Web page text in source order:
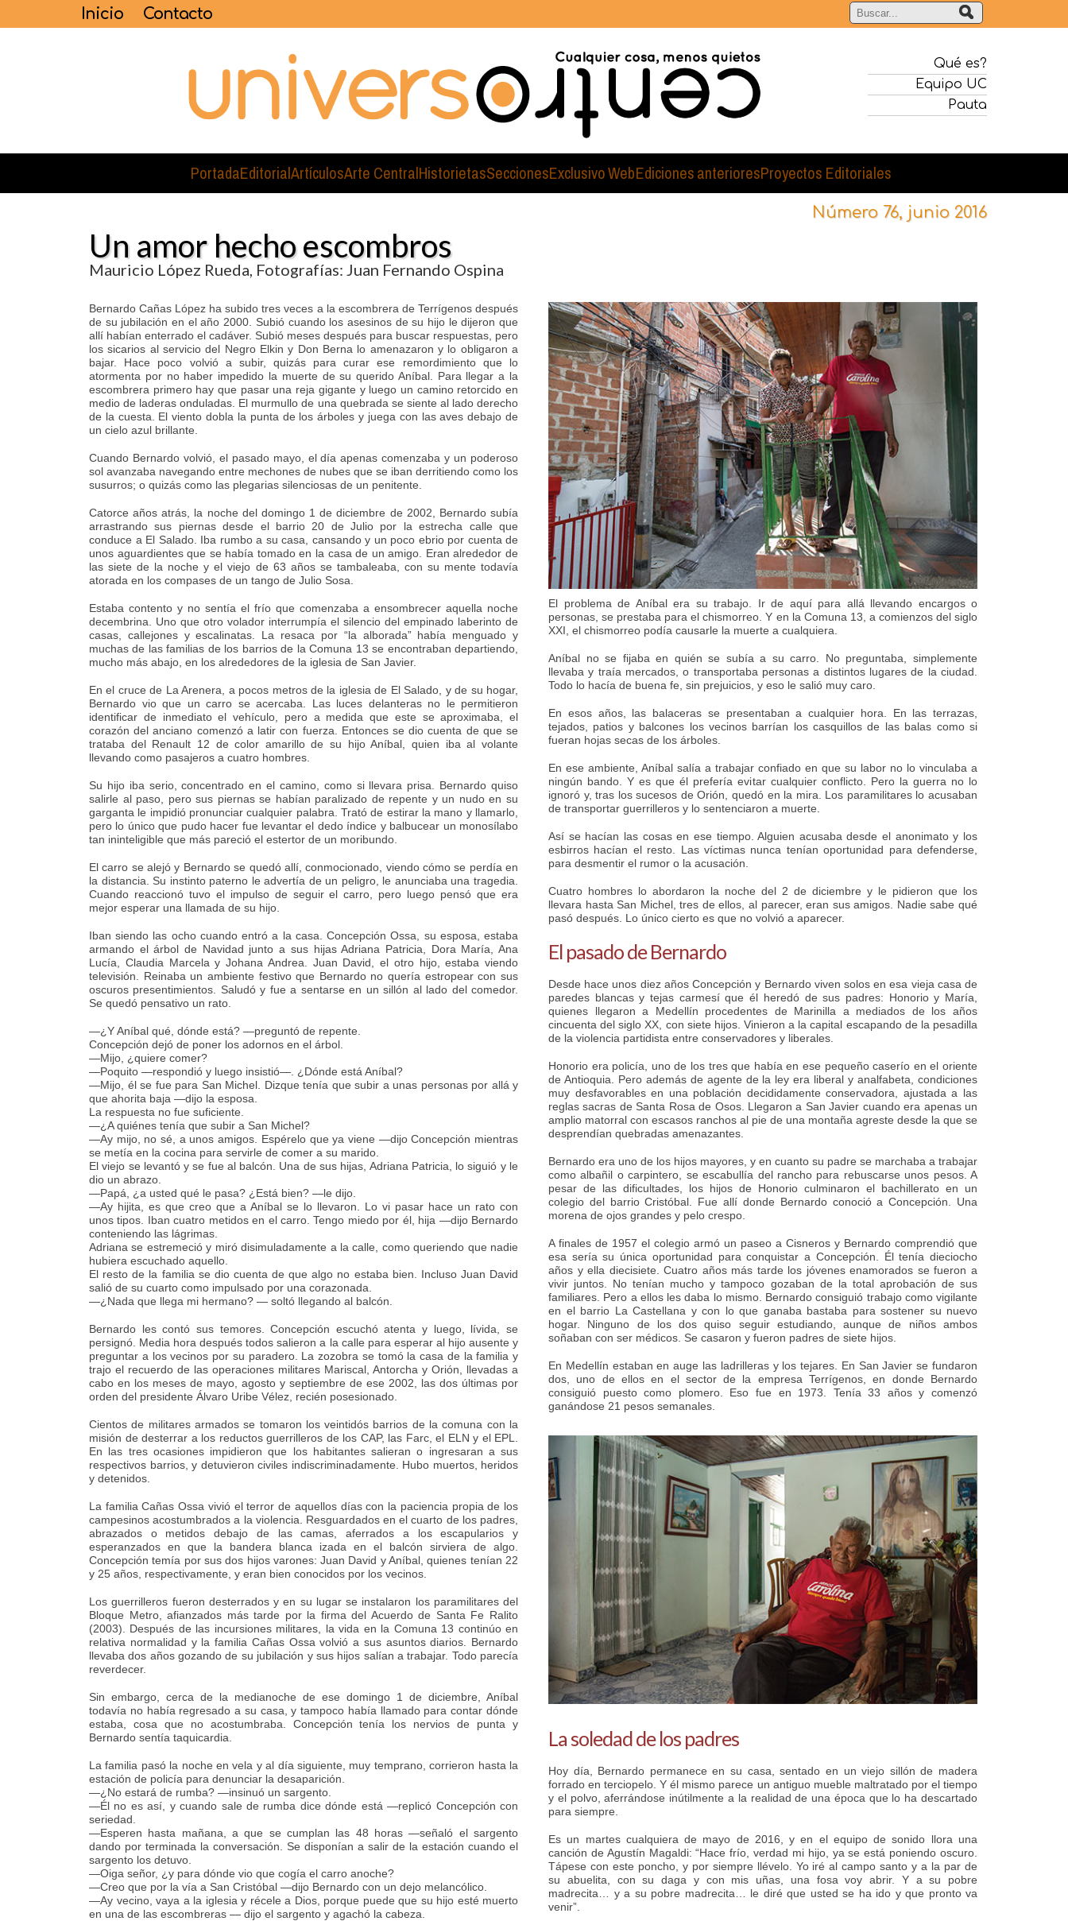
Inicio Contacto
Qué es?
Equipo UC
Pauta
PortadaEditorialArtículosArte CentralHistorietasSeccionesExclusivo WebEdiciones anterioresProyectos Editoriales
Número 76, junio 2016
Un amor hecho escombros
Mauricio López Rueda, Fotografías: Juan Fernando Ospina
Bernardo Cañas López ha subido tres veces a la escombrera de Terrígenos después
de su jubilación en el año 2000. Subió cuando los asesinos de su hijo le dijeron que
allí habían enterrado el cadáver. Subió meses después para buscar respuestas, pero
los sicarios al servicio del Negro Elkin y Don Berna lo amenazaron y lo obligaron a
bajar. Hace poco volvió a subir, quizás para curar ese remordimiento que lo
atormenta por no haber impedido la muerte de su querido Aníbal. Para llegar a la
escombrera primero hay que pasar una reja gigante y luego un camino retorcido en
medio de laderas onduladas. El murmullo de una quebrada se siente al lado derecho
de la cuesta. El viento dobla la punta de los árboles y juega con las aves debajo de
un cielo azul brillante.
Cuando Bernardo volvió, el pasado mayo, el día apenas comenzaba y un poderoso
sol avanzaba navegando entre mechones de nubes que se iban derritiendo como los
susurros; o quizás como las plegarias silenciosas de un penitente.
Catorce años atrás, la noche del domingo 1 de diciembre de 2002, Bernardo subía
arrastrando sus piernas desde el barrio 20 de Julio por la estrecha calle que
conduce a El Salado. Iba rumbo a su casa, cansando y un poco ebrio por cuenta de
unos aguardientes que se había tomado en la casa de un amigo. Eran alrededor de
las siete de la noche y el viejo de 63 años se tambaleaba, con su mente todavía
atorada en los compases de un tango de Julio Sosa.
Estaba contento y no sentía el frío que comenzaba a ensombrecer aquella noche
decembrina. Uno que otro volador interrumpía el silencio del empinado laberinto de
casas, callejones y escalinatas. La resaca por “la alborada” había menguado y
muchas de las familias de los barrios de la Comuna 13 se encontraban departiendo,
mucho más abajo, en los alrededores de la iglesia de San Javier.
En el cruce de La Arenera, a pocos metros de la iglesia de El Salado, y de su hogar,
Bernardo vio que un carro se acercaba. Las luces delanteras no le permitieron
identificar de inmediato el vehículo, pero a medida que este se aproximaba, el
corazón del anciano comenzó a latir con fuerza. Entonces se dio cuenta de que se
trataba del Renault 12 de color amarillo de su hijo Aníbal, quien iba al volante
llevando como pasajeros a cuatro hombres.
Su hijo iba serio, concentrado en el camino, como si llevara prisa. Bernardo quiso
salirle al paso, pero sus piernas se habían paralizado de repente y un nudo en su
garganta le impidió pronunciar cualquier palabra. Trató de estirar la mano y llamarlo,
pero lo único que pudo hacer fue levantar el dedo índice y balbucear un monosílabo
tan ininteligible que más pareció el estertor de un moribundo.
El carro se alejó y Bernardo se quedó allí, conmocionado, viendo cómo se perdía en
la distancia. Su instinto paterno le advertía de un peligro, le anunciaba una tragedia.
Cuando reaccionó tuvo el impulso de seguir el carro, pero luego pensó que era
mejor esperar una llamada de su hijo.
Iban siendo las ocho cuando entró a la casa. Concepción Ossa, su esposa, estaba
armando el árbol de Navidad junto a sus hijas Adriana Patricia, Dora María, Ana
Lucía, Claudia Marcela y Johana Andrea. Juan David, el otro hijo, estaba viendo
televisión. Reinaba un ambiente festivo que Bernardo no quería estropear con sus
oscuros presentimientos. Saludó y fue a sentarse en un sillón al lado del comedor.
Se quedó pensativo un rato.
—¿Y Aníbal qué, dónde está? —preguntó de repente.
Concepción dejó de poner los adornos en el árbol.
—Mijo, ¿quiere comer?
—Poquito —respondió y luego insistió—. ¿Dónde está Aníbal?
—Mijo, él se fue para San Michel. Dizque tenía que subir a unas personas por allá y
que ahorita baja —dijo la esposa.
La respuesta no fue suficiente.
—¿A quiénes tenía que subir a San Michel?
—Ay mijo, no sé, a unos amigos. Espérelo que ya viene —dijo Concepción mientras
se metía en la cocina para servirle de comer a su marido.
El viejo se levantó y se fue al balcón. Una de sus hijas, Adriana Patricia, lo siguió y le
dio un abrazo.
—Papá, ¿a usted qué le pasa? ¿Está bien? —le dijo.
—Ay hijita, es que creo que a Aníbal se lo llevaron. Lo vi pasar hace un rato con
unos tipos. Iban cuatro metidos en el carro. Tengo miedo por él, hija —dijo Bernardo
conteniendo las lágrimas.
Adriana se estremeció y miró disimuladamente a la calle, como queriendo que nadie
hubiera escuchado aquello.
El resto de la familia se dio cuenta de que algo no estaba bien. Incluso Juan David
salió de su cuarto como impulsado por una corazonada.
—¿Nada que llega mi hermano? — soltó llegando al balcón.
Bernardo les contó sus temores. Concepción escuchó atenta y luego, lívida, se
persignó. Media hora después todos salieron a la calle para esperar al hijo ausente y
preguntar a los vecinos por su paradero. La zozobra se tomó la casa de la familia y
trajo el recuerdo de las operaciones militares Mariscal, Antorcha y Orión, llevadas a
cabo en los meses de mayo, agosto y septiembre de ese 2002, las dos últimas por
orden del presidente Álvaro Uribe Vélez, recién posesionado.
Cientos de militares armados se tomaron los veintidós barrios de la comuna con la
misión de desterrar a los reductos guerrilleros de los CAP, las Farc, el ELN y el EPL.
En las tres ocasiones impidieron que los habitantes salieran o ingresaran a sus
respectivos barrios, y detuvieron civiles indiscriminadamente. Hubo muertos, heridos
y detenidos.
La familia Cañas Ossa vivió el terror de aquellos días con la paciencia propia de los
campesinos acostumbrados a la violencia. Resguardados en el cuarto de los padres,
abrazados o metidos debajo de las camas, aferrados a los escapularios y
esperanzados en que la bandera blanca izada en el balcón sirviera de algo.
Concepción temía por sus dos hijos varones: Juan David y Aníbal, quienes tenían 22
y 25 años, respectivamente, y eran bien conocidos por los vecinos.
Los guerrilleros fueron desterrados y en su lugar se instalaron los paramilitares del
Bloque Metro, afianzados más tarde por la firma del Acuerdo de Santa Fe Ralito
(2003). Después de las incursiones militares, la vida en la Comuna 13 continúo en
relativa normalidad y la familia Cañas Ossa volvió a sus asuntos diarios. Bernardo
llevaba dos años gozando de su jubilación y sus hijos salían a trabajar. Todo parecía
reverdecer.
Sin embargo, cerca de la medianoche de ese domingo 1 de diciembre, Aníbal
todavía no había regresado a su casa, y tampoco había llamado para contar dónde
estaba, cosa que no acostumbraba. Concepción tenía los nervios de punta y
Bernardo sentía taquicardia.
La familia pasó la noche en vela y al día siguiente, muy temprano, corrieron hasta la
estación de policía para denunciar la desaparición.
—¿No estará de rumba? —insinuó un sargento.
—Él no es así, y cuando sale de rumba dice dónde está —replicó Concepción con
seriedad.
—Esperen hasta mañana, a que se cumplan las 48 horas —señaló el sargento
dando por terminada la conversación. Se disponían a salir de la estación cuando el
sargento los detuvo.
—Oiga señor, ¿y para dónde vio que cogía el carro anoche?
—Creo que por la vía a San Cristóbal —dijo Bernardo con un dejo melancólico.
—Ay vecino, vaya a la iglesia y récele a Dios, porque puede que su hijo esté muerto
en una de las escombreras — dijo el sargento y agachó la cabeza.
El problema de Aníbal era su trabajo. Ir de aquí para allá llevando encargos o
personas, se prestaba para el chismorreo. Y en la Comuna 13, a comienzos del siglo
XXI, el chismorreo podía causarle la muerte a cualquiera.
Aníbal no se fijaba en quién se subía a su carro. No preguntaba, simplemente
llevaba y traía mercados, o transportaba personas a distintos lugares de la ciudad.
Todo lo hacía de buena fe, sin prejuicios, y eso le salió muy caro.
En esos años, las balaceras se presentaban a cualquier hora. En las terrazas,
tejados, patios y balcones los vecinos barrían los casquillos de las balas como si
fueran hojas secas de los árboles.
En ese ambiente, Aníbal salía a trabajar confiado en que su labor no lo vinculaba a
ningún bando. Y es que él prefería evitar cualquier conflicto. Pero la guerra no lo
ignoró y, tras los sucesos de Orión, quedó en la mira. Los paramilitares lo acusaban
de transportar guerrilleros y lo sentenciaron a muerte.
Así se hacían las cosas en ese tiempo. Alguien acusaba desde el anonimato y los
esbirros hacían el resto. Las víctimas nunca tenían oportunidad para defenderse,
para desmentir el rumor o la acusación.
Cuatro hombres lo abordaron la noche del 2 de diciembre y le pidieron que los
llevara hasta San Michel, tres de ellos, al parecer, eran sus amigos. Nadie sabe qué
pasó después. Lo único cierto es que no volvió a aparecer.
El pasado de Bernardo
Desde hace unos diez años Concepción y Bernardo viven solos en esa vieja casa de
paredes blancas y tejas carmesí que él heredó de sus padres: Honorio y María,
quienes llegaron a Medellín procedentes de Marinilla a mediados de los años
cincuenta del siglo XX, con siete hijos. Vinieron a la capital escapando de la pesadilla
de la violencia partidista entre conservadores y liberales.
Honorio era policía, uno de los tres que había en ese pequeño caserío en el oriente
de Antioquia. Pero además de agente de la ley era liberal y analfabeta, condiciones
muy desfavorables en una población decididamente conservadora, ajustada a las
reglas sacras de Santa Rosa de Osos. Llegaron a San Javier cuando era apenas un
amplio matorral con escasos ranchos al pie de una montaña agreste desde la que se
desprendían quebradas amenazantes.
Bernardo era uno de los hijos mayores, y en cuanto su padre se marchaba a trabajar
como albañil o carpintero, se escabullía del rancho para rebuscarse unos pesos. A
pesar de las dificultades, los hijos de Honorio culminaron el bachillerato en un
colegio del barrio Cristóbal. Fue allí donde Bernardo conoció a Concepción. Una
morena de ojos grandes y pelo crespo.
A finales de 1957 el colegio armó un paseo a Cisneros y Bernardo comprendió que
esa sería su única oportunidad para conquistar a Concepción. Él tenía dieciocho
años y ella diecisiete. Cuatro años más tarde los jóvenes enamorados se fueron a
vivir juntos. No tenían mucho y tampoco gozaban de la total aprobación de sus
familiares. Pero a ellos les daba lo mismo. Bernardo consiguió trabajo como vigilante
en el barrio La Castellana y con lo que ganaba bastaba para sostener su nuevo
hogar. Ninguno de los dos quiso seguir estudiando, aunque de niños ambos
soñaban con ser médicos. Se casaron y fueron padres de siete hijos.
En Medellín estaban en auge las ladrilleras y los tejares. En San Javier se fundaron
dos, uno de ellos en el sector de la empresa Terrígenos, en donde Bernardo
consiguió puesto como plomero. Eso fue en 1973. Tenía 33 años y comenzó
ganándose 21 pesos semanales.
La soledad de los padres
Hoy día, Bernardo permanece en su casa, sentado en un viejo sillón de madera
forrado en terciopelo. Y él mismo parece un antiguo mueble maltratado por el tiempo
y el polvo, aferrándose inútilmente a la realidad de una época que lo ha descartado
para siempre.
Es un martes cualquiera de mayo de 2016, y en el equipo de sonido llora una
canción de Agustín Magaldi: “Hace frío, verdad mi hijo, ya se está poniendo oscuro.
Tápese con este poncho, y por siempre llévelo. Yo iré al campo santo y a la par de
su abuelita, con su daga y con mis uñas, una fosa voy abrir. Y a su pobre
madrecita… y a su pobre madrecita… le diré que usted se ha ido y que pronto va
venir”.